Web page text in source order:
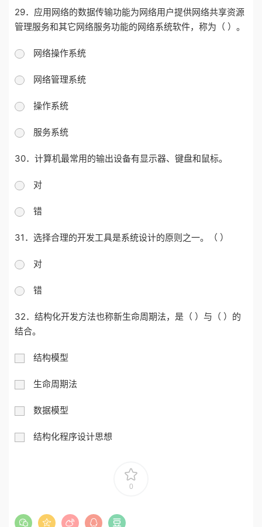
29．应用网络的数据传输功能为网络用户提供网络共享资源
管理服务和其它网络服务功能的网络系统软件，称为（ ）。
网络操作系统
网络管理系统
操作系统
服务系统
30．计算机最常用的输出设备有显示器、键盘和鼠标。
对
错
31．选择合理的开发工具是系统设计的原则之一。（ ）
对
错
32．结构化开发方法也称新生命周期法，是（ ）与（ ）的
结合。
结构模型
生命周期法
数据模型
结构化程序设计思想
0